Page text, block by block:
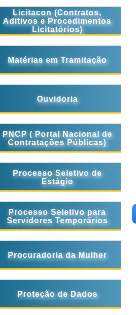
Licitacon (Contratos,
Aditivos e Procedimentos
Licitatórios)
Matérias em Tramitação
Ouvidoria
PNCP ( Portal Nacional de
Contratações Públicas)
Processo Seletivo de
Estágio
Processo Seletivo para
Servidores Temporários
Procuradoria da Mulher
Proteção de Dados